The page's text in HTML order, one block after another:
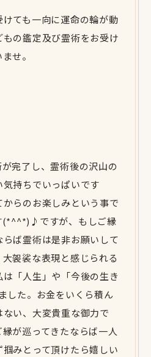
ても一向に運命の輪が動
の鑑定及び霊術をお受け
せ。
完了し、霊術後の沢山の
持ちでいっぱいです
らのお楽しみという事で
(*^^*)♪ですが、もしご縁
ば霊術は是非お願いして
袈裟な表現と感じられる
「人生」や「今後の生き
した。お金をいくら積ん
い、大変貴重な御力で
が巡ってきたならば一人
みとって頂けたら嬉しい